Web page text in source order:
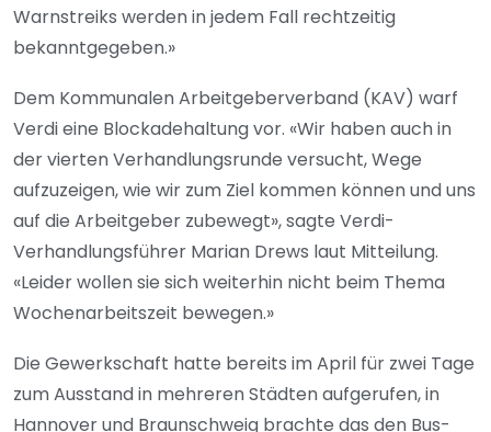
Warnstreiks werden in jedem Fall rechtzeitig
bekanntgegeben.»
Dem Kommunalen Arbeitgeberverband (KAV) warf
Verdi eine Blockadehaltung vor. «Wir haben auch in
der vierten Verhandlungsrunde versucht, Wege
aufzuzeigen, wie wir zum Ziel kommen können und uns
auf die Arbeitgeber zubewegt», sagte Verdi-
Verhandlungsführer Marian Drews laut Mitteilung.
«Leider wollen sie sich weiterhin nicht beim Thema
Wochenarbeitszeit bewegen.»
Die Gewerkschaft hatte bereits im April für zwei Tage
zum Ausstand in mehreren Städten aufgerufen, in
Hannover und Braunschweig brachte das den Bus-